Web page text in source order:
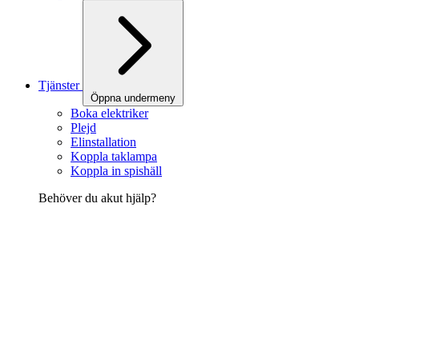
Tjänster
Öppna undermeny
Boka elektriker
Plejd
Elinstallation
Koppla taklampa
Koppla in spishäll
Behöver du akut hjälp?